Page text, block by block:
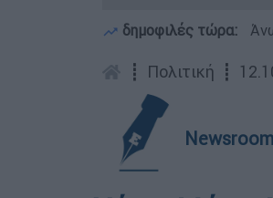
δημοφιλές τώρα:
┋ Πολιτική ┋
Newsroom